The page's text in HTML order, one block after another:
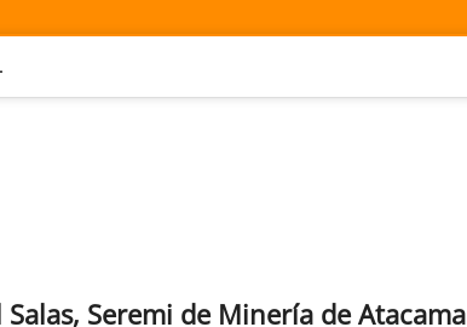
Seremi de Minería de Atacama